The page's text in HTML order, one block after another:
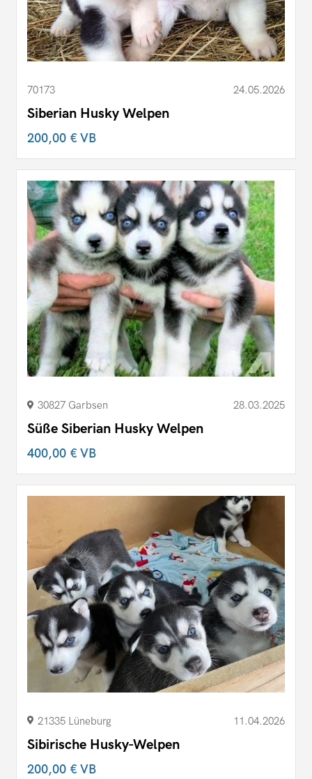
70173 24.05.2026
Siberian Husky Welpen
200,00 €VB
30827 Garbsen 28.03.2025
Süße Siberian Husky Welpen
400,00 €VB
21335 Lüneburg 11.04.2026
Sibirische Husky-Welpen
200,00 €VB